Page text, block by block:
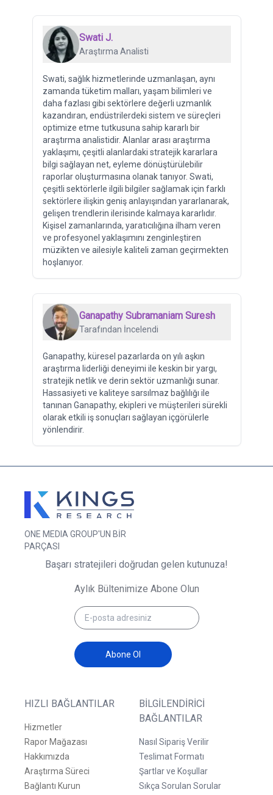
Swati J.
Araştırma Analisti
Swati, sağlık hizmetlerinde uzmanlaşan, aynı
zamanda tüketim malları, yaşam bilimleri ve
daha fazlası gibi sektörlere değerli uzmanlık
kazandıran, endüstrilerdeki sistem ve süreçleri
optimize etme tutkusuna sahip kararlı bir
araştırma analistidir. Alanlar arası araştırma
yaklaşımı, çeşitli alanlardaki stratejik kararlara
bilgi sağlayan net, eyleme dönüştürülebilir
raporlar oluşturmasına olanak tanıyor. Swati,
çeşitli sektörlerle ilgili bilgiler sağlamak için farklı
sektörlere ilişkin geniş anlayışından yararlanarak,
gelişen trendlerin ilerisinde kalmaya kararlıdır.
Kişisel zamanlarında, yaratıcılığına ilham veren
ve profesyonel yaklaşımını zenginleştiren
müzikten ve ailesiyle kaliteli zaman geçirmekten
hoşlanıyor.
Ganapathy Subramaniam Suresh
Tarafından İncelendi
Ganapathy, küresel pazarlarda on yılı aşkın
araştırma liderliği deneyimi ile keskin bir yargı,
stratejik netlik ve derin sektör uzmanlığı sunar.
Hassasiyeti ve kaliteye sarsılmaz bağlılığı ile
tanınan Ganapathy, ekipleri ve müşterileri sürekli
olarak etkili iş sonuçları sağlayan içgörülerle
yönlendirir.
ONE MEDIA GROUP'UN BİR
PARÇASI
HIZLI BAĞLANTILAR
Hizmetler
Rapor Mağazası
Hakkımızda
Araştırma Süreci
Bağlantı Kurun
BILGILENDIRICI
BAĞLANTILAR
Nasıl Sipariş Verilir
Teslimat Formatı
Şartlar ve Koşullar
Sıkça Sorulan Sorular
Başarı stratejileri doğrudan gelen kutunuza!
Aylık Bültenimize Abone Olun
Abone Ol